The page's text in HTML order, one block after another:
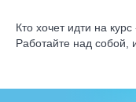
Кто хочет идти на
Работайте над собой,